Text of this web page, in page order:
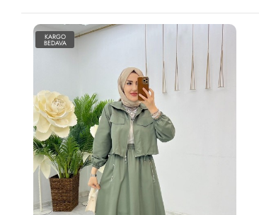
KARGO
BEDAVA